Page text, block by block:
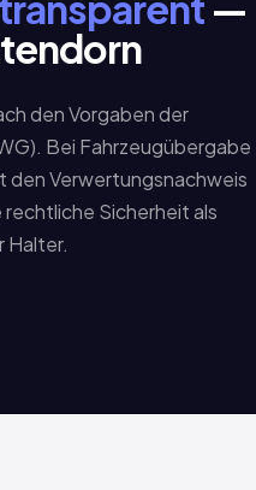
den Vorgaben der
Bei Fahrzeugübergabe
Verwertungsnachweis
Sicherheit als
Halter.